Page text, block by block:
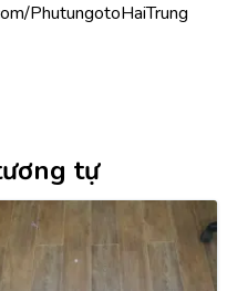
PhutungotoHaiTrung
tự